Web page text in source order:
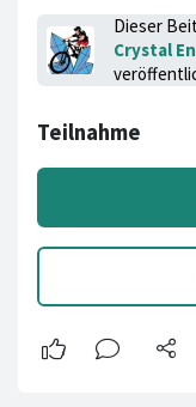
Dieser
Crystal